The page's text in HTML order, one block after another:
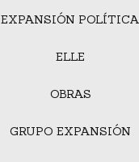
EXPANSIÓN POLÍTICA
ELLE
OBRAS
GRUPO EXPANSIÓN